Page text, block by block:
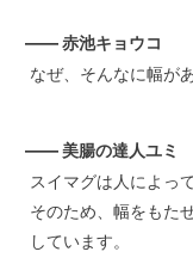
—— 赤池キョウコ
なぜ、そんなに幅が
—— 美腸の達人ユミ
スイマグは人によっ
そのため、幅をもた
しています。